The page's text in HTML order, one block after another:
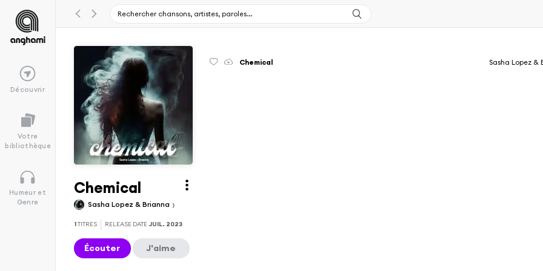
Découvrir
Votre
bibliothèque
Humeur et
Genre
Chemical
Sasha Lopez & Brianna
1TITRES RELEASE DATE JUIL. 2023
Écouter J'aime
Chemical Sasha Lopez &